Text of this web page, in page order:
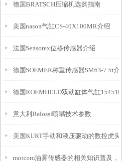
德国BRATSCH压缩机选购指南
美国nason气缸CS-40X100MR介绍
法国Sensorex位移传感器介绍
德国SOEMER称重传感器SM63-7.5t介绍
德国ROEMHELD双动缸体气缸1545105简
意大利Balossi喷嘴技术参数
美国KURT手动和液压驱动的数控虎头钳
motcom油雾传感器的相关知识普及，你一